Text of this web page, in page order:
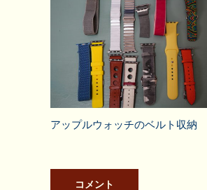
アップルウォッチのベルト収納
コメント